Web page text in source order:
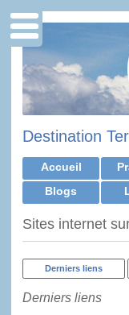
Destination
Accueil
Blogs
Sites internet
Derniers liens
Derniers liens